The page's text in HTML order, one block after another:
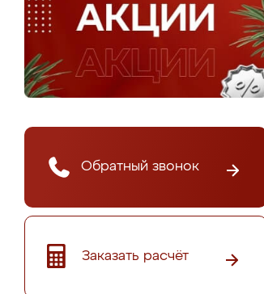
Обратный звонок
Заказать расчёт